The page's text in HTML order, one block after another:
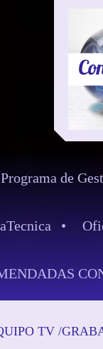
Programa de
TV /